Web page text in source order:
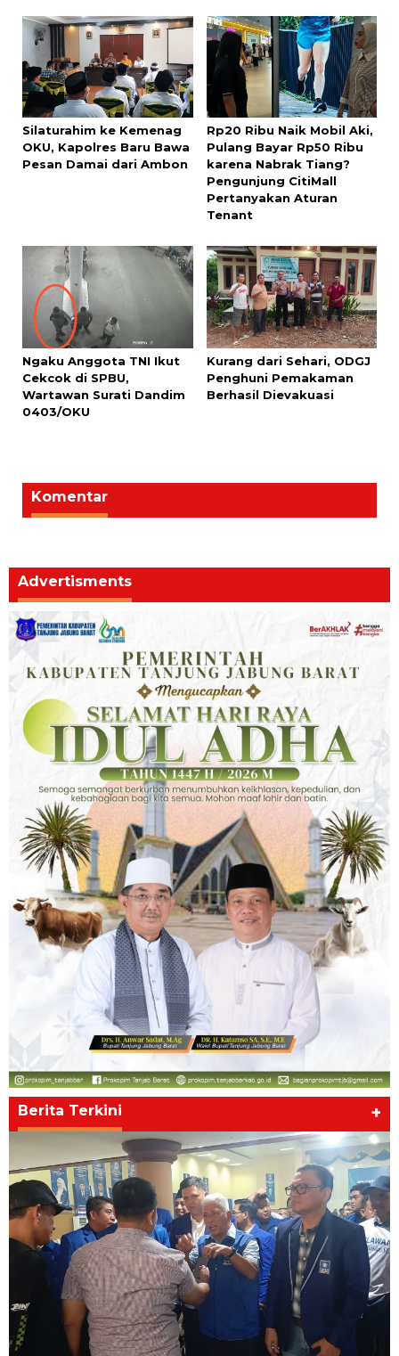
Silaturahim ke Kemenag
OKU, Kapolres Baru Bawa
Pesan Damai dari Ambon
Rp20 Ribu Naik Mobil Aki,
Pulang Bayar Rp50 Ribu
karena Nabrak Tiang?
Pengunjung CitiMall
Pertanyakan Aturan
Tenant
Ngaku Anggota TNI Ikut
Cekcok di SPBU,
Wartawan Surati Dandim
0403/OKU
Kurang dari Sehari, ODGJ
Penghuni Pemakaman
Berhasil Dievakuasi
Komentar
Advertisments
Berita Terkini +